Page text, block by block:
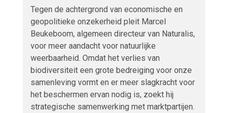
Tegen de achtergrond van economische en
geopolitieke onzekerheid pleit Marcel
Beukeboom, algemeen directeur van Naturalis,
voor meer aandacht voor natuurlijke
weerbaarheid. Omdat het verlies van
biodiversiteit een grote bedreiging voor onze
samenleving vormt en er meer slagkracht voor
het beschermen ervan nodig is, zoekt hij
strategische samenwerking met marktpartijen.